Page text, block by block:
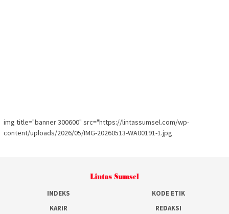
img title="banner 300600" src="https://lintassumsel.com/wp-
content/uploads/2026/05/IMG-20260513-WA00191-1.jpg
INDEKS
KODE ETIK
KARIR
REDAKSI